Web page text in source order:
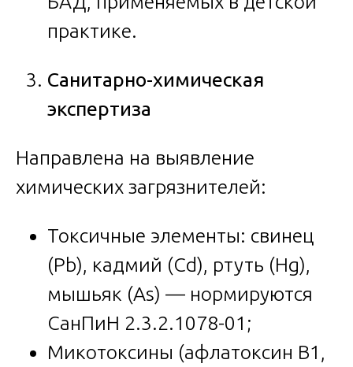
практике.
Санитарно-химическая
экспертиза
Направлена на выявление
химических загрязнителей:
Токсичные элементы: свинец
(Pb), кадмий (Cd), ртуть (Hg),
мышьяк (As) — нормируются
СанПиН 2.3.2.1078-01;
Микотоксины (афлатоксин В1,